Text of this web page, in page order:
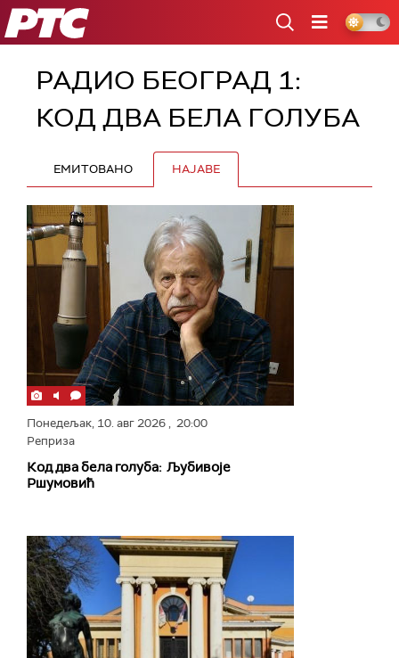
РТС
РАДИО БЕОГРАД 1:
КОД ДВА БЕЛА ГОЛУБА
ЕМИТОВАНО НАЈАВЕ
Понедељак, 10. авг 2026, 20:00
Реприза
Код два бела голуба: Љубивоје
Ршумовић